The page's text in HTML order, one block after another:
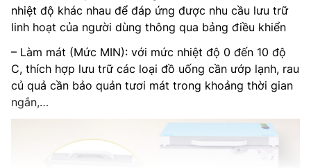
nhiệt độ khác nhau để đáp ứng được nhu cầu lưu trữ
linh hoạt của người dùng thông qua bảng điều khiển
– Làm mát (Mức MIN): với mức nhiệt độ 0 đến 10 độ
C, thích hợp lưu trữ các loại đồ uống cần ướp lạnh, rau
củ quả cần bảo quản tươi mát trong khoảng thời gian
ngắn,…